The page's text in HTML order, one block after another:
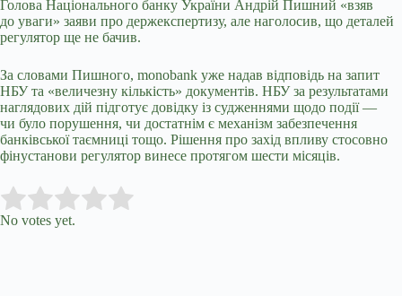
Голова Національного банку України Андрій Пишний «взяв
до уваги» заяви про держекспертизу, але наголосив, що деталей
регулятор ще не бачив.
За словами Пишного, monobank уже надав відповідь на запит
НБУ та «величезну кількість» документів. НБУ за результатами
наглядових дій підготує довідку із судженнями щодо події —
чи було порушення, чи достатнім є механізм забезпечення
банківської таємниці тощо. Рішення про захід впливу стосовно
фінустанови регулятор винесе протягом шести місяців.
Rate this item:
No votes yet.